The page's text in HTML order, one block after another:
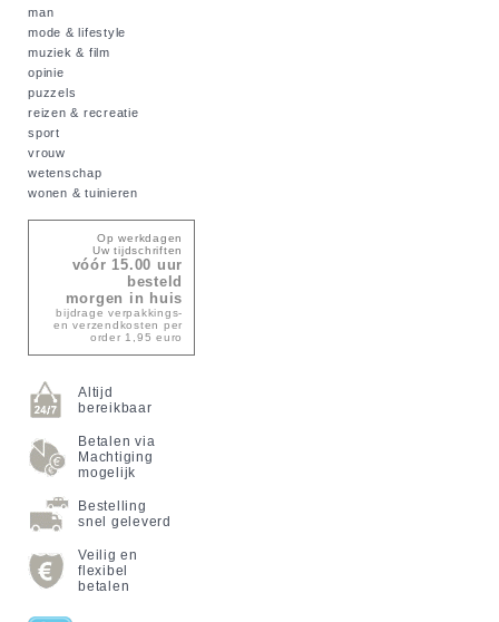
man
mode & lifestyle
muziek & film
opinie
puzzels
reizen & recreatie
sport
vrouw
wetenschap
wonen & tuinieren
Op werkdagen
Uw tijdschriften
vóór 15.00 uur
besteld
morgen in huis
bijdrage verpakkings-
en verzendkosten per
order 1,95 euro
Altijd
bereikbaar
Betalen via
Machtiging
mogelijk
Bestelling
snel geleverd
Veilig en
flexibel
betalen